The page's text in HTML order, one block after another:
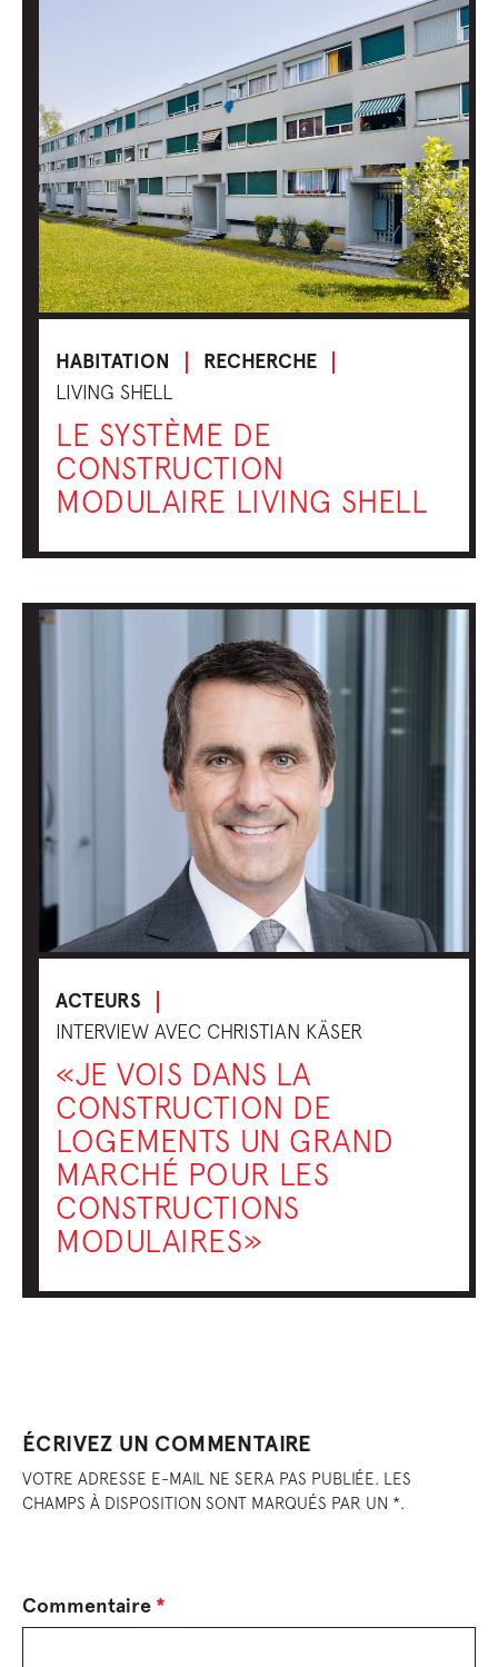
HABITATION RECHERCHE
LIVING SHELL
LE SYSTÈME DE
CONSTRUCTION
MODULAIRE LIVING SHELL
ACTEURS
INTERVIEW AVEC CHRISTIAN KÄSER
«JE VOIS DANS LA
CONSTRUCTION DE
LOGEMENTS UN GRAND
MARCHÉ POUR LES
CONSTRUCTIONS
MODULAIRES»
ÉCRIVEZ UN COMMENTAIRE
VOTRE ADRESSE E-MAIL NE SERA PAS PUBLIÉE. LES
CHAMPS À DISPOSITION SONT MARQUÉS PAR UN *.
Commentaire *